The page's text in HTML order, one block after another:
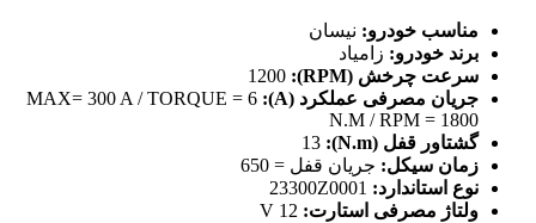
مناسب خودرو: نیسان
برند خودرو: زامیاد
سرعت چرخش (RPM):
جریان مصرفی عملکرد (A):
MAX= 300 A / TORQUE = 6
N.M / RPM = 1800
گشتاور قفل (N.m):
زمان سيكل: جريان قفل = 650
نوع استاندارد:
ولتاژ مصرفی استارت: